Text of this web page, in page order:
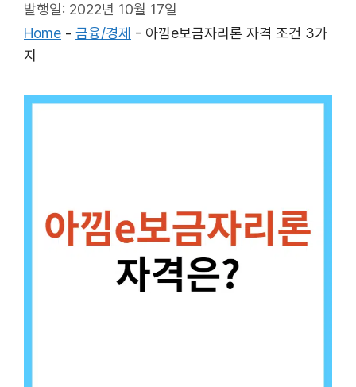
발행일: 2022년 10월 17일
Home - 금융/경제 - 아낌e보금자리론 자격 조건 3가
지